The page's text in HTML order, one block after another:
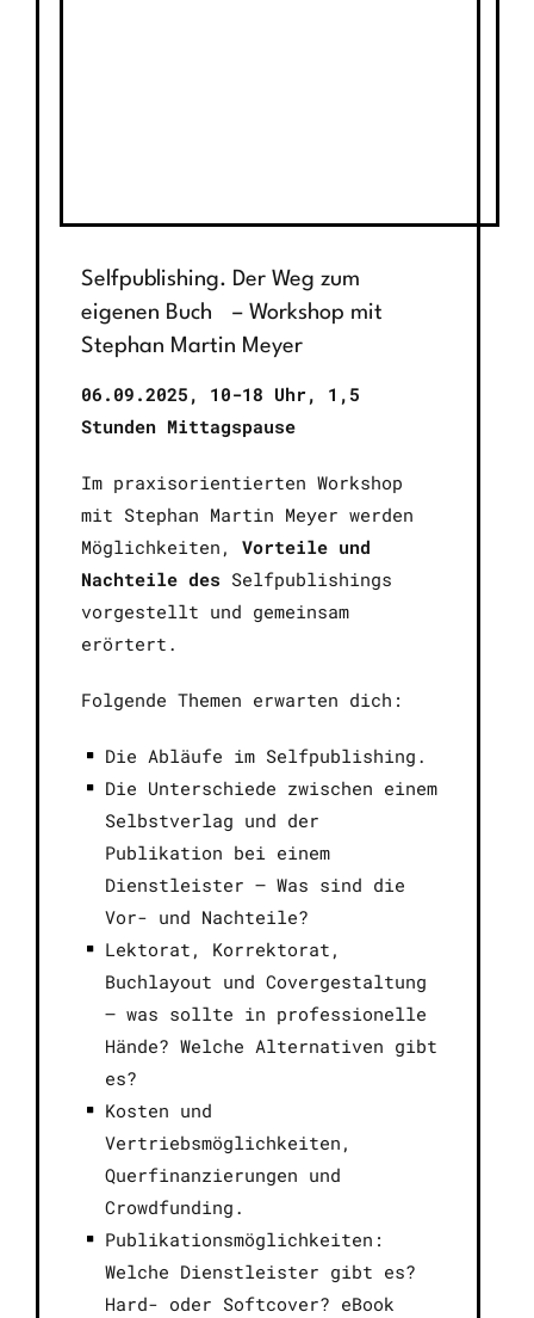
Selfpublishing. Der Weg zum
eigenen Buch – Workshop mit
Stephan Martin Meyer
06.09.2025 , 10-18 Uhr, 1,5
Stunden Mittagspause
Im praxisorientierten Workshop
mit Stephan Martin Meyer werden
Möglichkeiten, Vorteile und
Nachteile des Selfpublishings
vorgestellt und gemeinsam
erörtert.
Folgende Themen erwarten dich:
Die Abläufe im Selfpublishing.
Die Unterschiede zwischen einem
Selbstverlag und der
Publikation bei einem
Dienstleister – Was sind die
Vor- und Nachteile?
Lektorat, Korrektorat,
Buchlayout und Covergestaltung
– was sollte in professionelle
Hände? Welche Alternativen gibt
es?
Kosten und
Vertriebsmöglichkeiten,
Querfinanzierungen und
Crowdfunding.
Publikationsmöglichkeiten:
Welche Dienstleister gibt es?
Hard- oder Softcover? eBook